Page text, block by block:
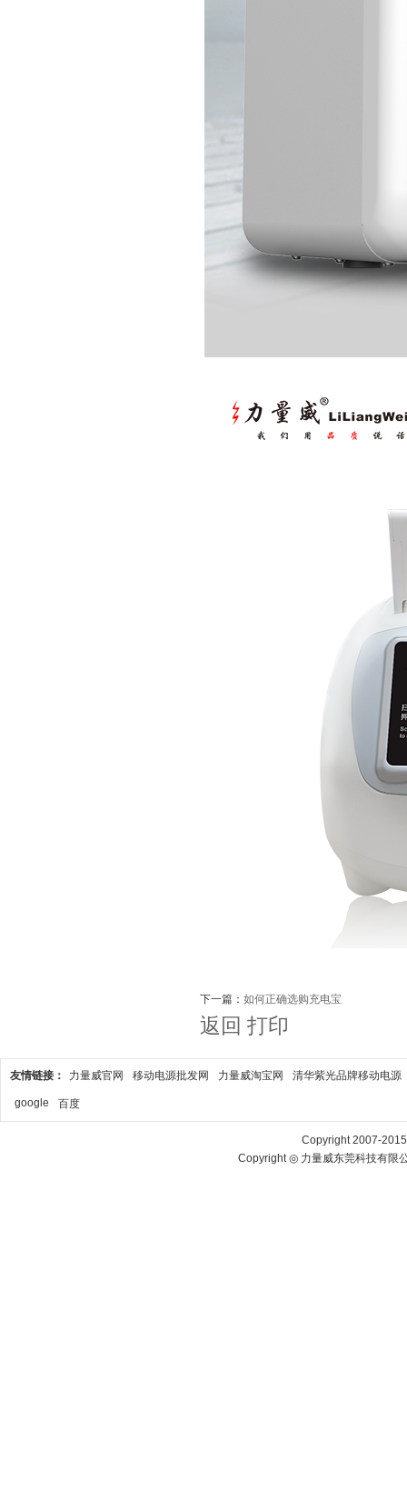
下一篇： 如何正确选购充电宝
返回 打印
友情链接： 力量威官网 移动电源批发网 力量威淘宝网 清华紫光品牌移动电源
google 百度
Copyright 2007-
Copyright ◎ 力量威东莞科技有限